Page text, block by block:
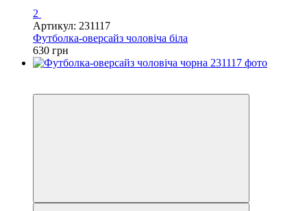
2
Артикул: 231117
Футболка-оверсайз чоловіча біла
630 грн